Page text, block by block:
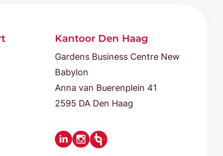
Kantoor Den Haag
Gardens Business Centre New
Babylon
Anna van Buerenplein 41
2595 DA Den Haag